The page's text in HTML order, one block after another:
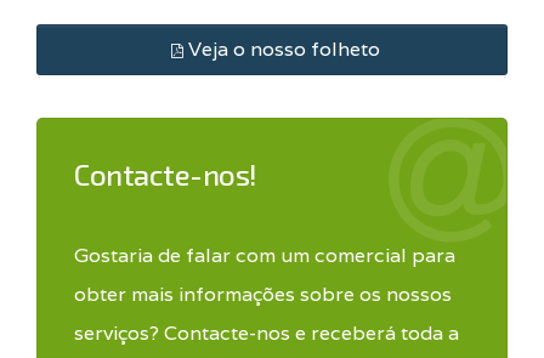
Veja o nosso folheto
Contacte-nos!
Gostaria de falar com um comercial para
obter mais informações sobre os nossos
serviços? Contacte-nos e receberá toda a